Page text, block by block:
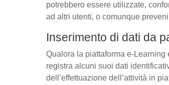
potrebbero essere utilizzate,
ad altri utenti, o comunque
Inserimento di dati da
Qualora la piattaforma e-
registra alcuni suoi dati
dell’effettuazione dell’attività in